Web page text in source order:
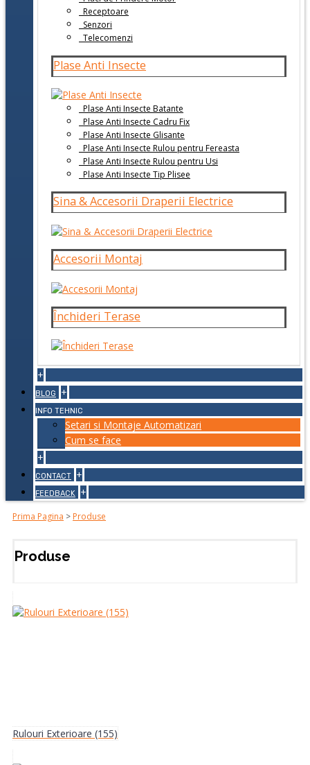
Receptoare
Senzori
Telecomenzi
Plase Anti Insecte
Plase Anti Insecte Batante
Plase Anti Insecte Cadru Fix
Plase Anti Insecte Glisante
Plase Anti Insecte Rulou pentru Fereasta
Plase Anti Insecte Rulou pentru Usi
Plase Anti Insecte Tip Plisee
Sina & Accesorii Draperii Electrice
Accesorii Montaj
Închideri Terase
+
BLOG +
INFO TEHNIC
Setari si Montaje Automatizari
Cum se face
+
CONTACT +
FEEDBACK +
Prima Pagina > Produse
Produse
Rulouri Exterioare (155)